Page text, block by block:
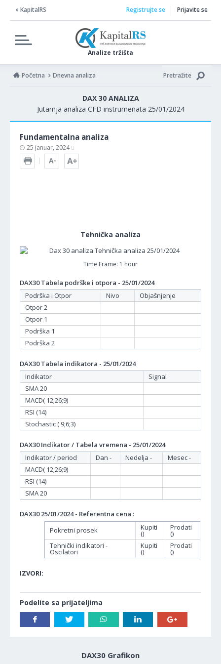
KapitalRS
Analize tržišta
Registrujte se Prijavite se
Početna Dnevna analiza Pretražite
DAX 30 ANALIZA
Jutarnja analiza CFD instrumenata 25/01/2024
Fundamentalna analiza
25 januar, 2024
Tehnička analiza
Time Frame: 1 hour
DAX30 Tabela podrške i otpora - 25/01/2024
Podrška i Otpor
Nivo
Objašnjenje
Otpor 2
Otpor 1
Podrška 1
Podrška 2
DAX30 Tabela indikatora - 25/01/2024
Indikator
Signal
SMA 20
MACD( 12;26;9)
RSI (14)
Stochastic ( 9;6;3)
DAX30 Indikator / Tabela vremena - 25/01/2024
Indikator / period
Dan - Nedelja -
Mesec -
MACD( 12;26;9)
RSI (14)
SMA 20
DAX30 25/01/2024 - Referentna cena :
Pokretni prosek
Kupiti
()
Prodati
()
Tehnički indikatori -
Oscilatori
Kupiti
()
Prodati
()
IZVORI:
Podelite sa prijateljima
DAX30 Grafikon